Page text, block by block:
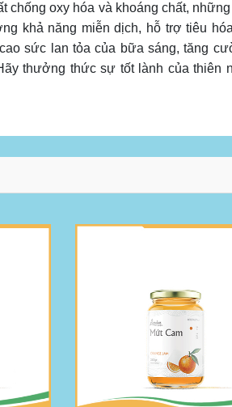
chống oxy hóa và khoáng chất,
khả năng miễn dịch, hỗ trợ tiêu
sức lan tỏa của bữa sáng, tăng
thưởng thức sự tốt lành của thiên